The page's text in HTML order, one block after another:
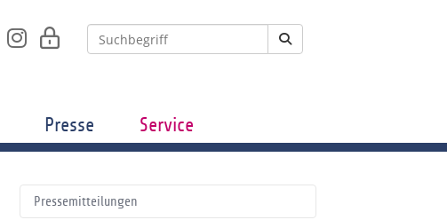
Presse Service
Pressemitteilungen